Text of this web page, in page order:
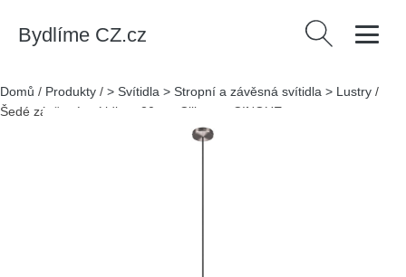
Bydlíme CZ.cz Vyhledávání
Domů / Produkty / > Svítidla > Stropní a závěsná svítidla > Lustry /
Šedé závěsné svítidlo ø 20 cm Ciliana – CINQUE